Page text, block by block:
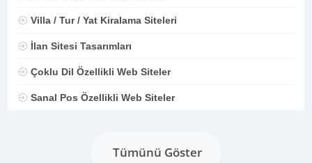
Villa / Tur / Yat Kiralama Siteleri
İlan Sitesi Tasarımları
Çoklu Dil Özellikli Web Siteler
Sanal Pos Özellikli Web Siteler
Tümünü Göster